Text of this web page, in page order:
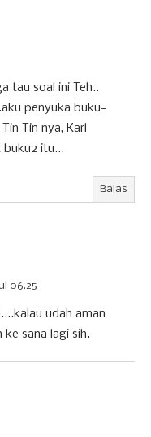
tau soal ini Teh..
penyuka buku-
Tin nya, Karl
buku2 itu...
Balas
06.25
udah aman
ke sana lagi sih.